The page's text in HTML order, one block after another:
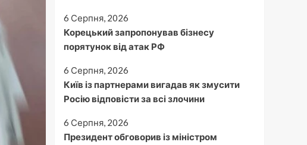
6 Серпня, 2026
Корецький запропонував бізнесу
порятунок від атак РФ
6 Серпня, 2026
Київ із партнерами вигадав як змусити
Росію відповісти за всі злочини
6 Серпня, 2026
Президент обговорив із міністром